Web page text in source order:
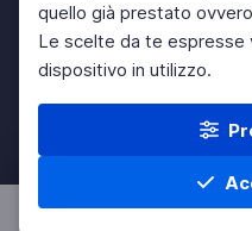
quello già prestato
Le scelte da te espresse
dispositivo in utilizzo.